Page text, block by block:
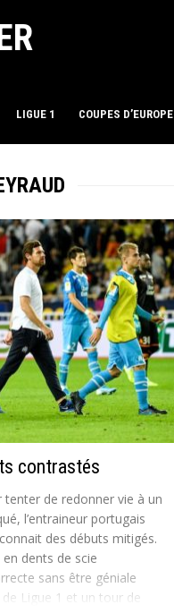
LIGUE 1 COUPES D’EUROPE
contrastés
de redonner vie à un
l’entraineur portugais
des débuts mitigés.
dents de scie
sans être géniale
Ligue 1 et un tour de